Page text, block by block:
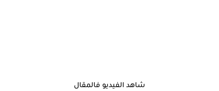
شاهد الفيديو فالمقال